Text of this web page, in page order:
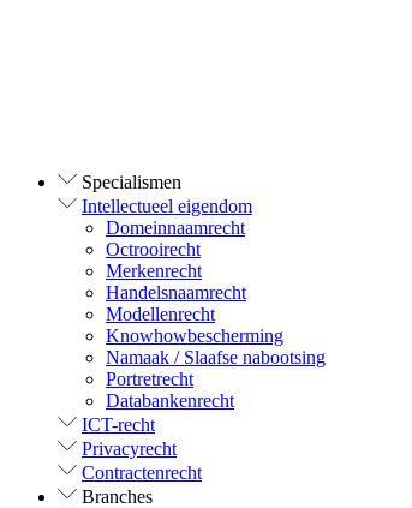
Specialismen
Intellectueel eigendom
Domeinnaamrecht
Octrooirecht
Merkenrecht
Handelsnaamrecht
Modellenrecht
Knowhowbescherming
Namaak / Slaafse nabootsing
Portretrecht
Databankenrecht
ICT-recht
Privacyrecht
Contractenrecht
Branches